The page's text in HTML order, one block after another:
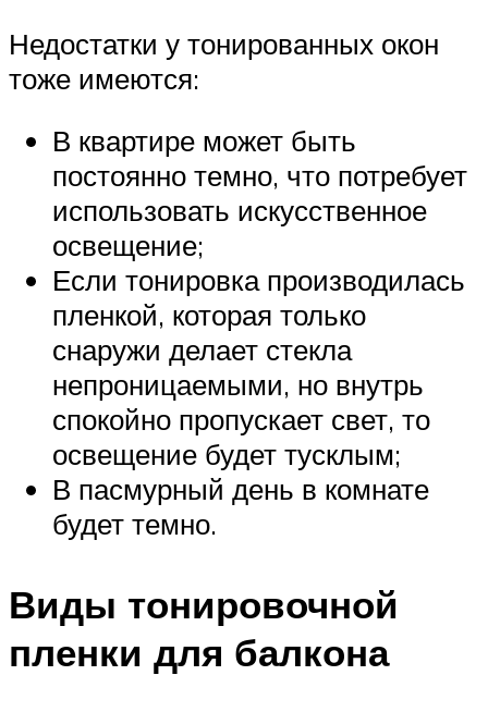
Недостатки у тонированных окон
тоже имеются:
В квартире может быть
постоянно темно, что потребует
использовать искусственное
освещение;
Если тонировка производилась
пленкой, которая только
снаружи делает стекла
непроницаемыми, но внутрь
спокойно пропускает свет, то
освещение будет тусклым;
В пасмурный день в комнате
будет темно.
Виды тонировочной
пленки для балкона